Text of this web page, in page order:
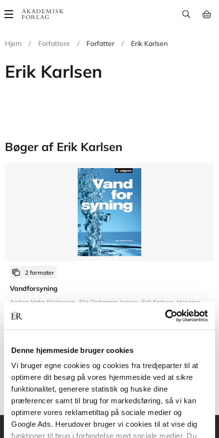
Denne hjemmeside bruger cookies
Vi bruger egne cookies og cookies fra tredjeparter til at
optimere dit besøg på vores hjemmeside ved at sikre
funktionalitet, generere statistik og huske dine
præferencer samt til brug for markedsføring, så vi kan
optimere vores reklametiltag på sociale medier og
Google Ads. Herudover bruger vi cookies til at vise dig
funktioner til brug i forbindelse med sociale medier. Du
Main
Hjem
/ Forfattere / Forfatter / Erik Karlsen
Erik Karlsen
Bøger af Erik Karlsen
2 formater
Vandforsyning
Anders Hahn Kristensen Elin Dichmann Jensen Erik Karlsen Henning Karlby
579,95 KR.